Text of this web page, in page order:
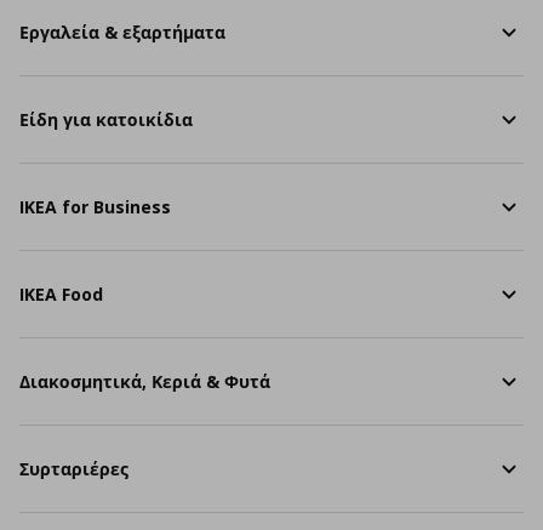
Εργαλεία & εξαρτήματα
Είδη για κατοικίδια
IKEA for Business
IKEA Food
Διακοσμητικά, Κεριά & Φυτά
Συρταριέρες